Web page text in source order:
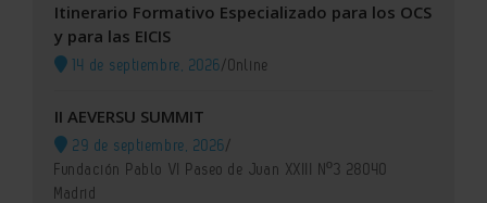
Itinerario Formativo Especializado para los OCS
y para las EICIS
14 de septiembre, 2026/Online
II AEVERSU SUMMIT
29 de septiembre, 2026/
Fundación Pablo VI Paseo de Juan XXIII Nº3 28040
Madrid